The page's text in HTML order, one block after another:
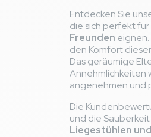
Entdecken Sie
die sich perfekt
Freunden
den Komfort
Das geräumige
Annehmlichkeiten
angenehmen und
Die
und die
Liegestühlen